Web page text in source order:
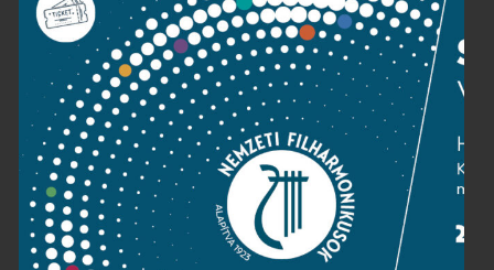
Adatvédelem
Impresszum
NEMZETI
FILHARMONIKUSOK